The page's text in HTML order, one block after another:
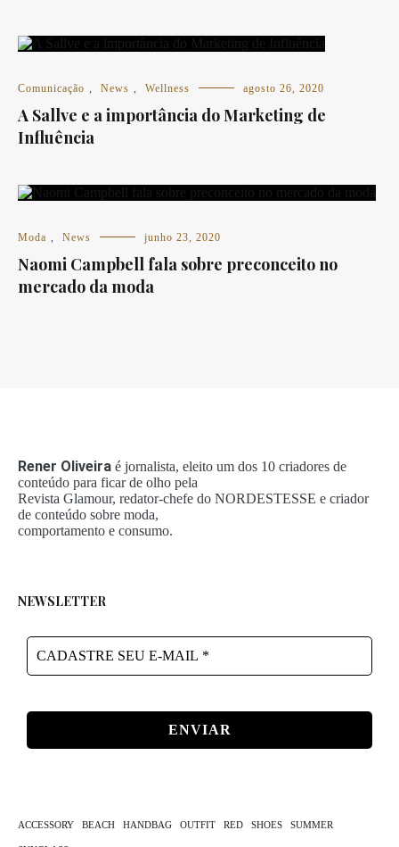
Comunicação News Wellness agosto 26, 2020
A Sallve e a importância do Marketing de
Influência
Moda News junho 23, 2020
Naomi Campbell fala sobre preconceito no
mercado da moda
Rener Oliveira é jornalista, eleito um dos 10 criadores de
conteúdo para ficar de olho pela
Revista Glamour, redator-chefe do NORDESTESSE e criador
de conteúdo sobre moda,
comportamento e consumo.
NEWSLETTER
CADASTRE
SEU
*
ACCESSORY BEACH HANDBAG OUTFIT RED SHOES SUMMER